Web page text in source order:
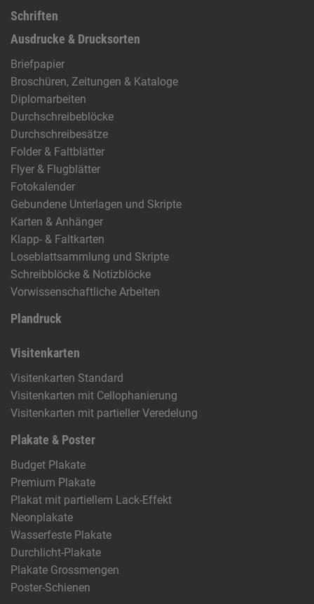
Schriften
Ausdrucke & Drucksorten
Briefpapier
Broschüren, Zeitungen & Kataloge
Diplomarbeiten
Durchschreibeblöcke
Durchschreibesätze
Folder & Faltblätter
Flyer & Flugblätter
Fotokalender
Gebundene Unterlagen und Skripte
Karten & Anhänger
Klapp- & Faltkarten
Loseblattsammlung und Skripte
Schreibblöcke & Notizblöcke
Vorwissenschaftliche Arbeiten
Plandruck
Visitenkarten
Visitenkarten Standard
Visitenkarten mit Cellophanierung
Visitenkarten mit partieller Veredelung
Plakate & Poster
Budget Plakate
Premium Plakate
Plakat mit partiellem Lack-Effekt
Neonplakate
Wasserfeste Plakate
Durchlicht-Plakate
Plakate Grossmengen
Poster-Schienen